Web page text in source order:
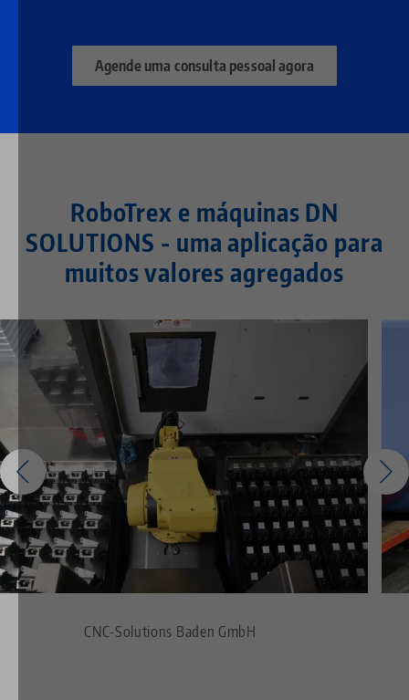
Agende uma consulta pessoal agora
RoboTrex e máquinas DN
SOLUTIONS - uma aplicação para
muitos valores agregados
CNC-Solutions Baden GmbH